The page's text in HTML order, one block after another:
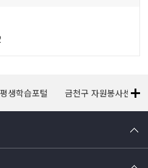
생학습포털 금천구 자원봉사센터